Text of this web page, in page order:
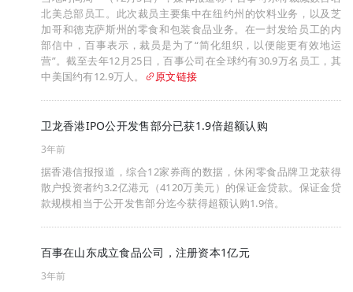
北美总部员工。此次裁员主要集中在纽约州的饮料业务，以及芝
加哥和德克萨斯州的零食和包装食品业务。在一封发给员工的内
部信中，百事表示，裁员是为了“简化组织，以便能更有效地运
营”。截至去年12月25日，百事公司在全球约有30.9万名员工，其
中美国约有12.9万人。
原文链接
卫龙香港IPO公开发售部分已获1.9倍超额认购
3年前
据香港信报报道，综合12家券商的数据，休闲零食品牌卫龙获得
散户投资者约3.2亿港元（4120万美元）的保证金贷款。保证金贷
款规模相当于公开发售部分迄今获得超额认购1.9倍。
百事在山东成立食品公司，注册资本1亿元
3年前